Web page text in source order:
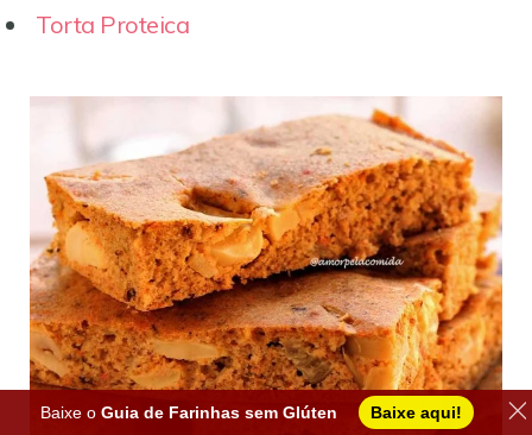
Torta Proteica
Baixe o Guia de Farinhas sem Glúten Baixe aqui!